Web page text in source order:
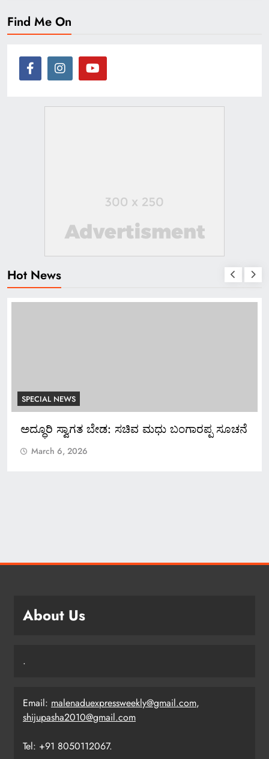
Find Me On
Hot News
ಸೂಚನೆ
SPECIAL NEWS
*ಬ್ಯಾಂಕ್ ಸಿಬ್ಬಂದಿಯಿಂದಲೇ ನಕಲಿ ಚಿನ್ನ
ಕೋಟಿ ರೂ. ವಂಚನೆ!*
About Us
.
Email: malenaduexpressweekly@gmail.com,
shijupasha2010@gmail.com
Tel: +91 8050112067.